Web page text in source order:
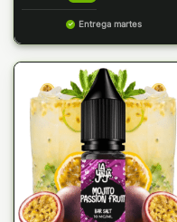
Entrega martes